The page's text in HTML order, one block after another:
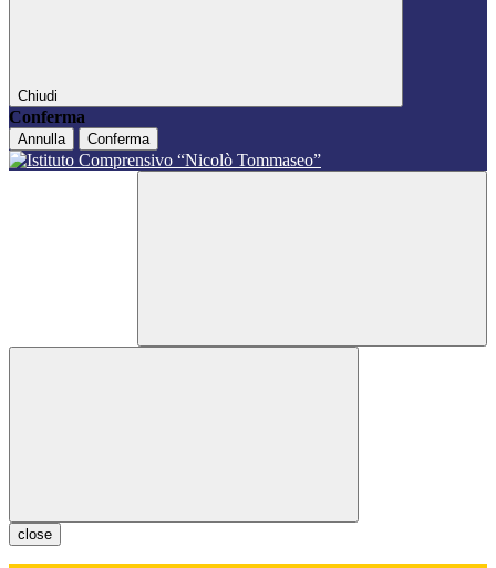
Chiudi
Conferma
Annulla Conferma
close